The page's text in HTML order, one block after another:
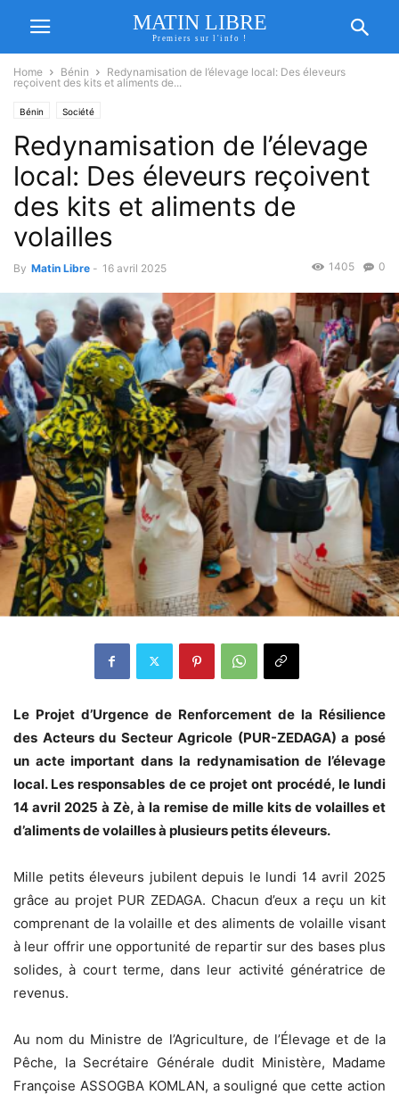
MATIN LIBRE
Premiers sur l'info !
Home Bénin
Redynamisation de l’élevage local: Des éleveurs
reçoivent des kits et aliments de...
Bénin Société
Redynamisation de l’élevage
local: Des éleveurs reçoivent
des kits et aliments de
volailles
By Matin Libre - 16 avril 2025 0
1405
Le Projet d’Urgence de Renforcement de la Résilience
des Acteurs du Secteur Agricole (PUR-ZEDAGA) a posé
un acte important dans la redynamisation de l’élevage
local. Les responsables de ce projet ont procédé, le lundi
14 avril 2025 à Zè, à la remise de mille kits de volailles et
d’aliments de volailles à plusieurs petits éleveurs.
Mille petits éleveurs jubilent depuis le lundi 14 avril 2025
grâce au projet PUR ZEDAGA. Chacun d’eux a reçu un kit
comprenant de la volaille et des aliments de volaille visant
à leur offrir une opportunité de repartir sur des bases plus
solides, à court terme, dans leur activité génératrice de
revenus.
Au nom du Ministre de l’Agriculture, de l’Élevage et de la
Pêche, la Secrétaire Générale dudit Ministère, Madame
Françoise ASSOGBA KOMLAN, a souligné que cette action